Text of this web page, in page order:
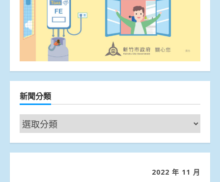
新聞分類
新
聞
分
2022 年 11 月